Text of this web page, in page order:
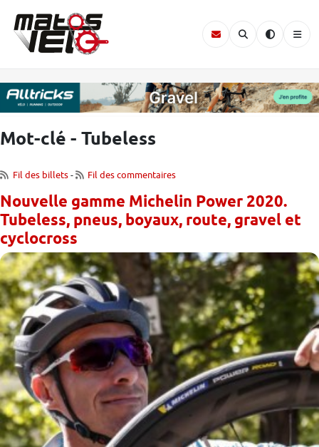
Mot-clé - Tubeless
Fil des billets- Fil des commentaires
Nouvelle gamme Michelin Power 2020.
Tubeless, pneus, boyaux, route, gravel et
cyclocross